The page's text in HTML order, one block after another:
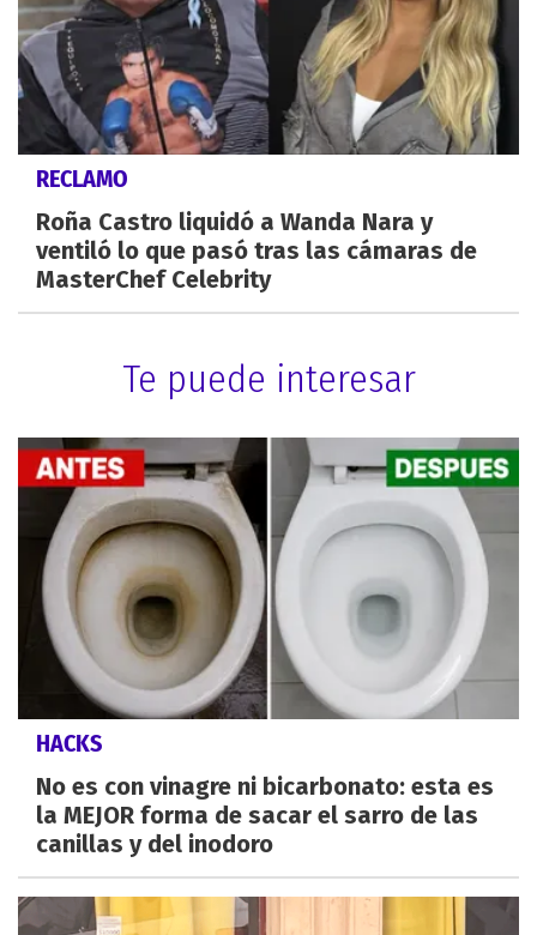
RECLAMO
Roña Castro liquidó a Wanda Nara y
ventiló lo que pasó tras las cámaras de
MasterChef Celebrity
Te puede interesar
HACKS
No es con vinagre ni bicarbonato: esta es
la MEJOR forma de sacar el sarro de las
canillas y del inodoro